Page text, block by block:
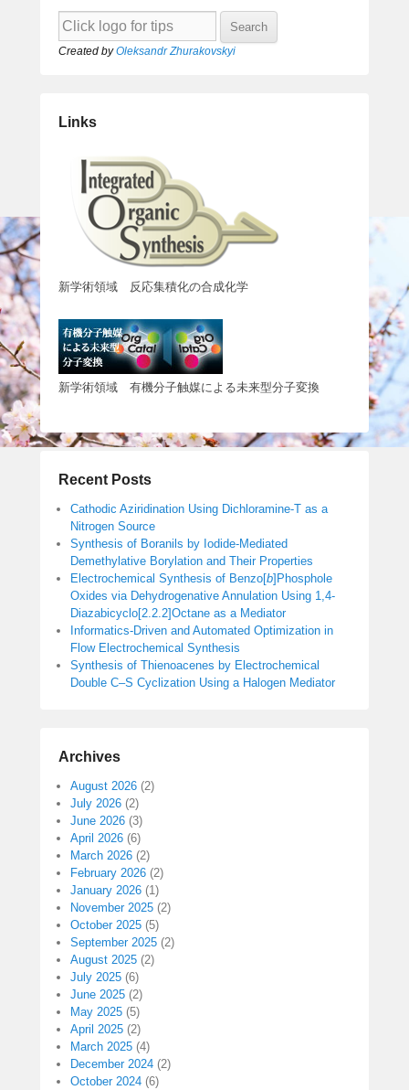
Created byOleksandr Zhurakovskyi
Links
新学術領域 反応集積化の合成化学
新学術領域 有機分子触媒による未来型分子変換
Recent Posts
Cathodic Aziridination Using Dichloramine-T as a
Nitrogen Source
Synthesis of Boranils by Iodide-Mediated
Demethylative Borylation and Their Properties
Electrochemical Synthesis of Benzo[b]Phosphole
Oxides via Dehydrogenative Annulation Using 1,4-
Diazabicyclo[2.2.2]Octane as a Mediator
Informatics-Driven and Automated Optimization in
Flow Electrochemical Synthesis
Synthesis of Thienoacenes by Electrochemical
Double C–S Cyclization Using a Halogen Mediator
Archives
August 2026 (2)
July 2026 (2)
June 2026 (3)
April 2026 (6)
March 2026 (2)
February 2026 (2)
January 2026 (1)
November 2025 (2)
October 2025 (5)
September 2025 (2)
August 2025 (2)
July 2025 (6)
June 2025 (2)
May 2025 (5)
April 2025 (2)
March 2025 (4)
December 2024 (2)
October 2024 (6)